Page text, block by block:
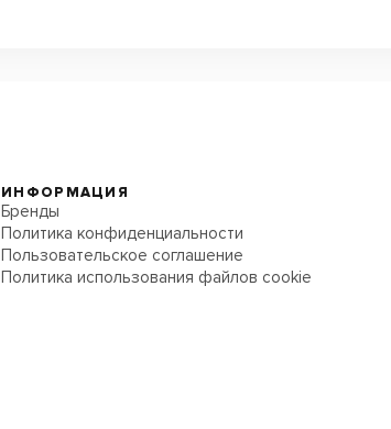
ИНФОРМАЦИЯ
Бренды
Политика конфиденциальности
Пользовательское соглашение
Политика использования файлов cookie